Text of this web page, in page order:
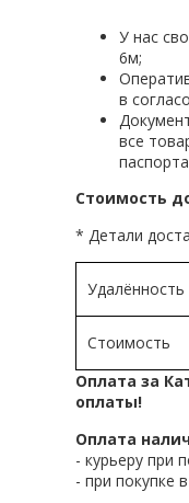
У нас
6м;
в
все
Стоимость
* Детали
Удалённость
Стоимость
Оплата за
оплаты!
Оплата
- курьеру при
- при покупке